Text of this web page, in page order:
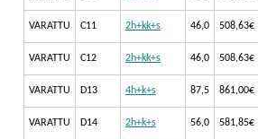
VARATTU C11 2h+kk+s 46,0 508,63€
VARATTU C12 2h+kk+s 46,0 508,63€
VARATTU D13 4h+k+s 87,5 861,00€
VARATTU D14 2h+k+s 56,0 581,85€